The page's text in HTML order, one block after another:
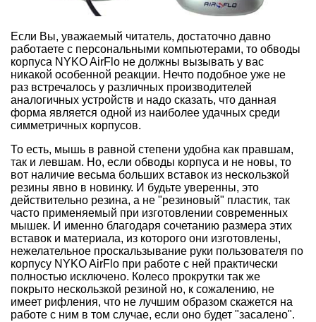
Если Вы, уважаемый читатель, достаточно давно
работаете с персональными компьютерами, то обводы
корпуса NYKO AirFlo не должны вызывать у вас
никакой особенной реакции. Нечто подобное уже не
раз встречалось у различных производителей
аналогичных устройств и надо сказать, что данная
форма является одной из наиболее удачных среди
симметричных корпусов.
То есть, мышь в равной степени удобна как правшам,
так и левшам. Но, если обводы корпуса и не новы, то
вот наличие весьма больших вставок из нескользкой
резины явно в новинку. И будьте уверенны, это
действительно резина, а не "резиновый" пластик, так
часто применяемый при изготовлении современных
мышек. И именно благодаря сочетанию размера этих
вставок и материала, из которого они изготовлены,
нежелательное проскальзывание руки пользователя по
корпусу NYKO AirFlo при работе с ней практически
полностью исключено. Колесо прокрутки так же
покрыто нескользкой резиной но, к сожалению, не
имеет рифления, что не лучшим образом скажется на
работе с ним в том случае, если оно будет "засалено".